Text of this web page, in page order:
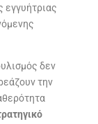
εγγυήτριας
δεν
την